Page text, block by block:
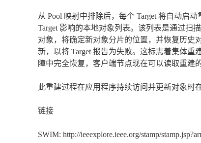
从 Pool 映射中排除后，每个 Target 将自动启
Target 影响的本地对象列表。该列表是通过扫
对象，将确定新对象分片的位置，并恢复历史
新，以将 Target 报告为失败。这标志着集体
障中完全恢复，客户端节点现在可以读取重建
此重建过程在应用程序持续访问并更新对象时
链接
SWIM: http://ieeexplore.ieee.org/stamp/